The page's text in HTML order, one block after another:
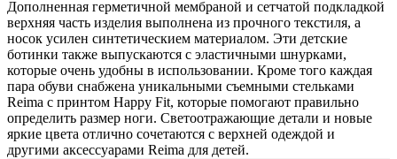
Дополненная герметичной мембраной и сетчатой подкладкой
верхняя часть изделия выполнена из прочного текстиля, а
носок усилен синтетическием материалом. Эти детские
ботинки также выпускаются с эластичными шнурками,
которые очень удобны в использовании. Кроме того каждая
пара обуви снабжена уникальными съемными стельками
Reima с принтом Happy Fit, которые помогают правильно
определить размер ноги. Светоотражающие детали и новые
яркие цвета отлично сочетаются с верхней одеждой и
другими аксессуарами Reima для детей.